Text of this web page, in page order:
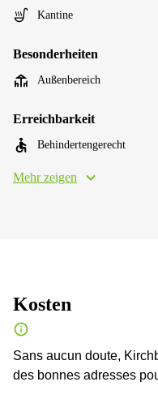
Kantine
Besonderheiten
Außenbereich
Erreichbarkeit
Behindertengerecht
Mehr zeigen
Kosten
Sans aucun doute,
des bonnes adresses